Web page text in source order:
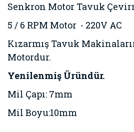
Senkron Motor Tavuk
5 / 6 RPM Motor - 220V AC
Kızarmış Tavuk
Motordur.
Yenilenmiş Üründür.
Mil Çapı: 7mm
Mil Boyu:10mm